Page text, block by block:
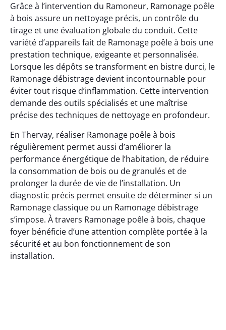
Grâce à l’intervention du Ramoneur, Ramonage poêle
à bois assure un nettoyage précis, un contrôle du
tirage et une évaluation globale du conduit. Cette
variété d’appareils fait de Ramonage poêle à bois une
prestation technique, exigeante et personnalisée.
Lorsque les dépôts se transforment en bistre durci, le
Ramonage débistrage devient incontournable pour
éviter tout risque d’inflammation. Cette intervention
demande des outils spécialisés et une maîtrise
précise des techniques de nettoyage en profondeur.
En Thervay, réaliser Ramonage poêle à bois
régulièrement permet aussi d’améliorer la
performance énergétique de l’habitation, de réduire
la consommation de bois ou de granulés et de
prolonger la durée de vie de l’installation. Un
diagnostic précis permet ensuite de déterminer si un
Ramonage classique ou un Ramonage débistrage
s’impose. À travers Ramonage poêle à bois, chaque
foyer bénéficie d’une attention complète portée à la
sécurité et au bon fonctionnement de son
installation.